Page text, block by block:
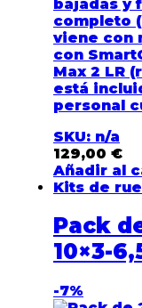
bajadas y
completo
viene con
con
Max 2 LR
está
personal
SKU: n/a
129,00 €
Añadir al
Kits de
Pack
10×3-
-7%